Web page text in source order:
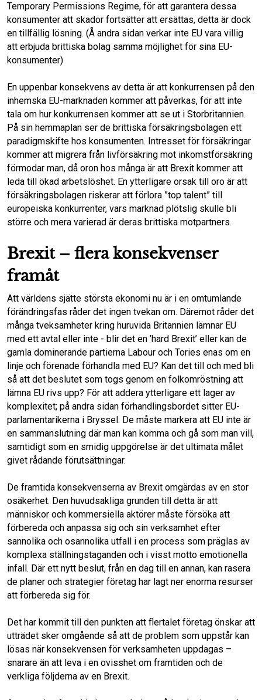
Temporary Permissions Regime, för att garantera dessa
konsumenter att skador fortsätter att ersättas, detta är dock
en tillfällig lösning. (Å andra sidan verkar inte EU vara villig
att erbjuda brittiska bolag samma möjlighet för sina EU-
konsumenter)
En uppenbar konsekvens av detta är att konkurrensen på den
inhemska EU-marknaden kommer att påverkas, för att inte
tala om hur konkurrensen kommer att se ut i Storbritannien.
På sin hemmaplan ser de brittiska försäkringsbolagen ett
paradigmskifte hos konsumenten. Intresset för försäkringar
kommer att migrera från livförsäkring mot inkomstförsäkring
förmodar man, då oron hos många är att Brexit kommer att
leda till ökad arbetslöshet. En ytterligare orsak till oro är att
försäkringsbolagen riskerar att förlora ”top talent” till
europeiska konkurrenter, vars marknad plötslig skulle bli
större och mera varierad är deras brittiska motpartners.
Brexit – flera konsekvenser
framåt
Att världens sjätte största ekonomi nu är i en omtumlande
förändringsfas råder det ingen tvekan om. Däremot råder det
många tveksamheter kring huruvida Britannien lämnar EU
med ett avtal eller inte - blir det en ’hard Brexit’ eller kan de
gamla dominerande partierna Labour och Tories enas om en
linje och förenade förhandla med EU? Kan det till och med bli
så att det beslutet som togs genom en folkomröstning att
lämna EU rivs upp? För att addera ytterligare ett lager av
komplexitet; på andra sidan förhandlingsbordet sitter EU-
parlamentarikerna i Bryssel. De måste markera att EU inte är
en sammanslutning där man kan komma och gå som man vill,
samtidigt som en smidig uppgörelse är det ultimata målet
givet rådande förutsättningar.
De framtida konsekvenserna av Brexit omgärdas av en stor
osäkerhet. Den huvudsakliga grunden till detta är att
människor och kommersiella aktörer måste försöka att
förbereda och anpassa sig och sin verksamhet efter
sannolika och osannolika utfall i en process som präglas av
komplexa ställningstaganden och i visst motto emotionella
infall. Där ett nytt beslut, från en dag till en annan, kan rasera
de planer och strategier företag har lagt ner enorma resurser
att förbereda sig för.
Det har kommit till den punkten att flertalet företag önskar att
utträdet sker omgående så att de problem som uppstår kan
lösas när konsekvensen för verksamheten uppdagas –
snarare än att leva i en ovisshet om framtiden och de
verkliga följderna av en Brexit.